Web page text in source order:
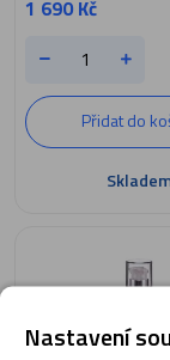
1 690 Kč
Přidat do
Nastavení